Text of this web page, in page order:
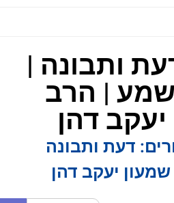
ותבונה |
| הרב
דהן
דעת ותבונה
יעקב דהן